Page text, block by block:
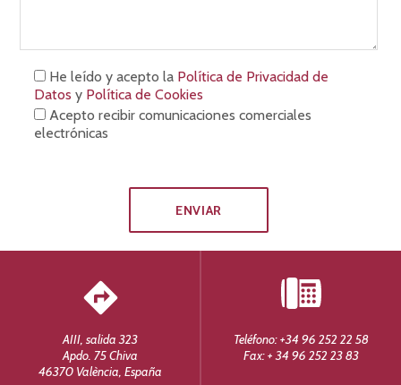
He leído y acepto la Política de Privacidad de
Datos y Política de Cookies
Acepto recibir comunicaciones comerciales
electrónicas
AIII, salida 323
Apdo. 75 Chiva
46370 València, España
Teléfono: +34 96 252 22 58
Fax: + 34 96 252 23 83